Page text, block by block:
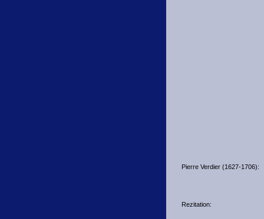
Pierre Verdier (1627-1706):
Rezitation: